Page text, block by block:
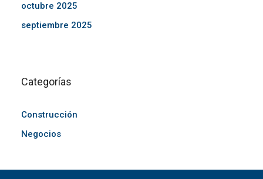
octubre 2025
septiembre 2025
Categorías
Construcción
Negocios